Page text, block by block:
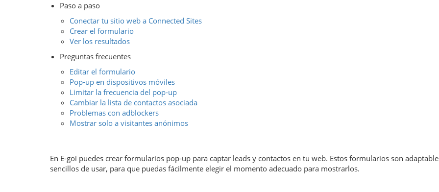
Paso a paso
Conectar tu sitio web a Connected Sites
Crear el formulario
Ver los resultados
Preguntas frecuentes
Editar el formulario
Pop-up en dispositivos móviles
Limitar la frecuencia del pop-up
Cambiar la lista de contactos asociada
Problemas con adblockers
Mostrar solo a visitantes anónimos
En E-goi puedes crear formularios pop-up para captar leads y contactos en tu web. Estos formularios son
sencillos de usar, para que puedas fácilmente elegir el momento adecuado para mostrarlos.